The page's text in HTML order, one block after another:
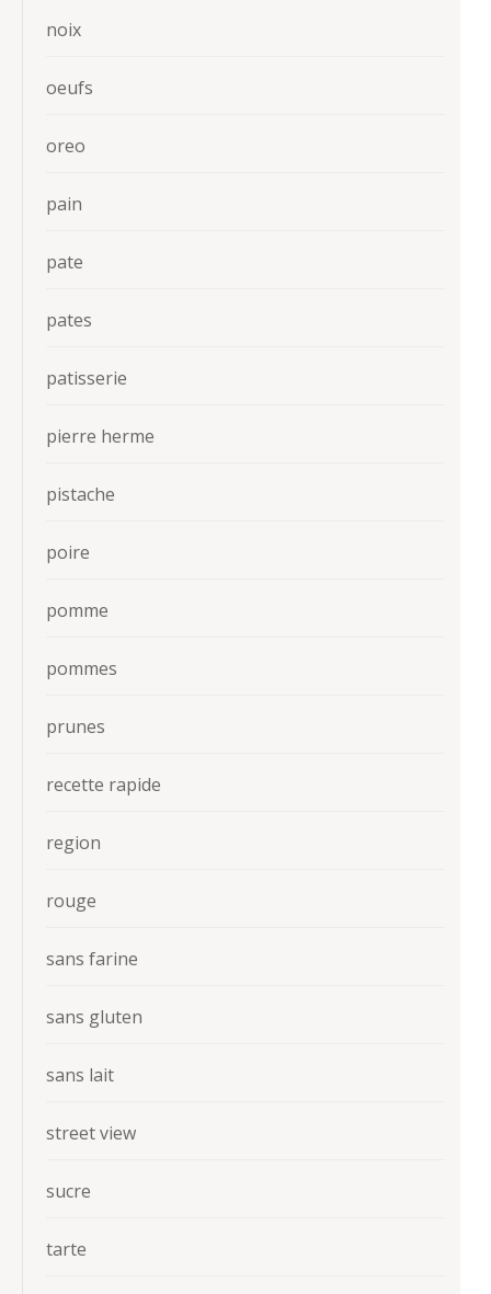
noix
oeufs
oreo
pain
pate
pates
patisserie
pierre herme
pistache
poire
pomme
pommes
prunes
recette rapide
region
rouge
sans farine
sans gluten
sans lait
street view
sucre
tarte